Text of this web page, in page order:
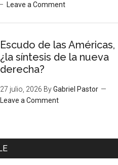
Leave a Comment
Escudo de las Américas,
¿la síntesis de la nueva
derecha?
27 julio, 2026 ByGabriel Pastor
Leave a Comment